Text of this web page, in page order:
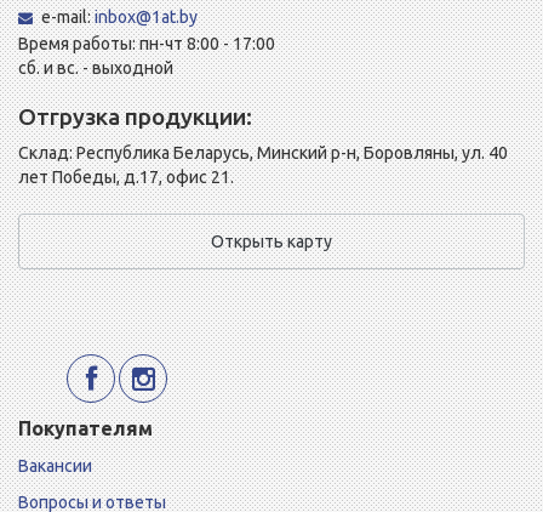
e-mail:inbox@1at.by
Время работы: пн-чт 8:00 - 17:00
сб. и вс. - выходной
Отгрузка продукции:
Склад: Республика Беларусь, Минский р-н, Боровляны, ул. 40
лет Победы, д.17, офис 21.
Открыть карту
Покупателям
Вакансии
Вопросы и ответы